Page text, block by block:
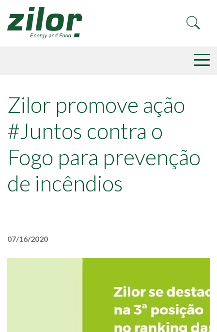
Zilor promove ação
#Juntos contra o
Fogo para prevenção
de incêndios
07/16/2020